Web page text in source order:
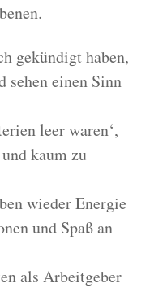
gekündigt haben,
sehen einen Sinn
leer waren‘,
kaum zu
wieder Energie
und Spaß an
als Arbeitgeber